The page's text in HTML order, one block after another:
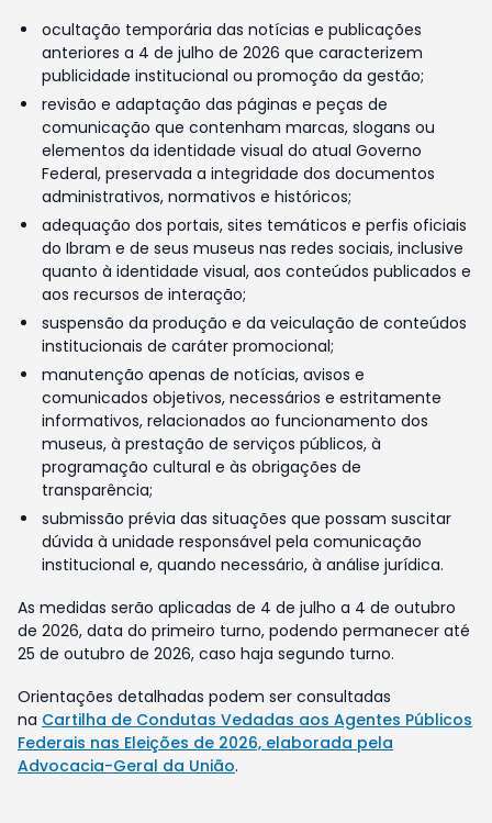
ocultação temporária das notícias e publicações
anteriores a 4 de julho de 2026 que caracterizem
publicidade institucional ou promoção da gestão;
revisão e adaptação das páginas e peças de
comunicação que contenham marcas, slogans ou
elementos da identidade visual do atual Governo
Federal, preservada a integridade dos documentos
administrativos, normativos e históricos;
adequação dos portais, sites temáticos e perfis oficiais
do Ibram e de seus museus nas redes sociais, inclusive
quanto à identidade visual, aos conteúdos publicados e
aos recursos de interação;
suspensão da produção e da veiculação de conteúdos
institucionais de caráter promocional;
manutenção apenas de notícias, avisos e
comunicados objetivos, necessários e estritamente
informativos, relacionados ao funcionamento dos
museus, à prestação de serviços públicos, à
programação cultural e às obrigações de
transparência;
submissão prévia das situações que possam suscitar
dúvida à unidade responsável pela comunicação
institucional e, quando necessário, à análise jurídica.
As medidas serão aplicadas de 4 de julho a 4 de outubro
de 2026, data do primeiro turno, podendo permanecer até
25 de outubro de 2026, caso haja segundo turno.
Orientações detalhadas podem ser consultadas
na Cartilha de Condutas Vedadas aos Agentes Públicos
Federais nas Eleições de 2026, elaborada pela
Advocacia-Geral da União.